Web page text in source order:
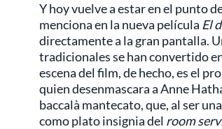
Y hoy vuelve a estar en el punto
menciona en la nueva película El
directamente a la gran pantalla.
tradicionales se han convertido
escena del film, de hecho, es el
quien desenmascara a Anne
baccalà mantecato, que, al ser
como plato insignia del room